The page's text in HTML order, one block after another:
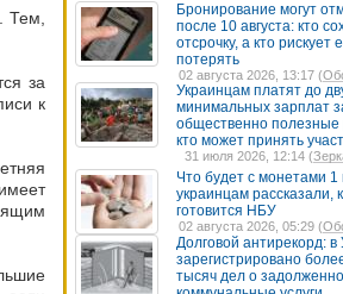
Тем,
за
к
Бронирование могут
после 10 августа: кто
отсрочку, а кто рискует
потерять
02 августа 2026, 13:17 (
Украинцам платят до
минимальных зарплат
общественно полезные
кто может принять
31 июля 2026, 12:14 (
Что будет с монетами 1
украинцам рассказали,
готовится НБУ
02 августа 2026, 05:29 (
Долговой антирекорд: в
зарегистрировано
тысяч дел о